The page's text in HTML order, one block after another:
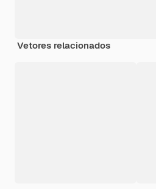
Vetores relacionados